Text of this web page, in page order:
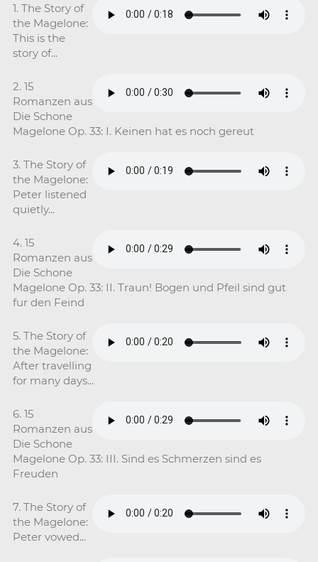
1. The Story of
the Magelone:
This is the
story of...
2. 15
Romanzen aus
Die Schone
Magelone Op. 33: I. Keinen hat es noch gereut
3. The Story of
the Magelone:
Peter listened
quietly...
4. 15
Romanzen aus
Die Schone
Magelone Op. 33: II. Traun! Bogen und Pfeil sind gut
fur den Feind
5. The Story of
the Magelone:
After travelling
for many days...
6. 15
Romanzen aus
Die Schone
Magelone Op. 33: III. Sind es Schmerzen sind es
Freuden
7. The Story of
the Magelone:
Peter vowed...